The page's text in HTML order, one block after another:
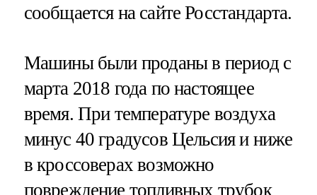
сообщается на сайте Росстандарта.
Машины были проданы в период с
марта 2018 года по настоящее
время. При температуре воздуха
минус 40 градусов Цельсия и ниже
в кроссоверах возможно
повреждение топливных трубок